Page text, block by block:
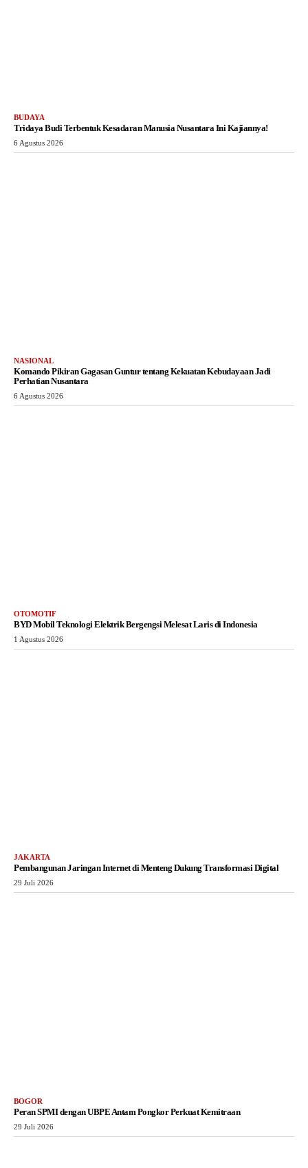
BUDAYA
Tridaya Budi Terbentuk Kesadaran Manusia Nusantara Ini Kajiannya!
6 Agustus 2026
NASIONAL
Komando Pikiran Gagasan Guntur tentang Kekuatan Kebudayaan Jadi
Perhatian Nusantara
6 Agustus 2026
OTOMOTIF
BYD Mobil Teknologi Elektrik Bergengsi Melesat Laris di Indonesia
1 Agustus 2026
JAKARTA
Pembangunan Jaringan Internet di Menteng Dukung Transformasi Digital
29 Juli 2026
BOGOR
Peran SPMI dengan UBPE Antam Pongkor Perkuat Kemitraan
29 Juli 2026